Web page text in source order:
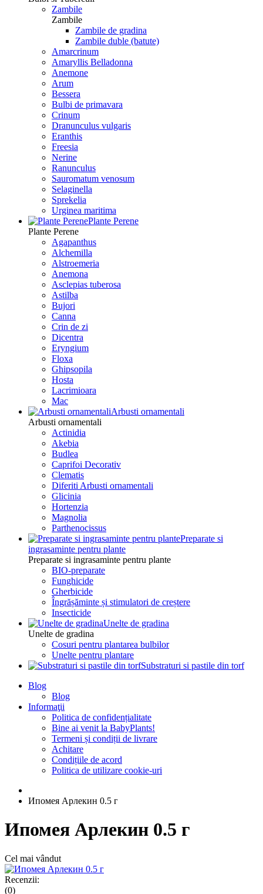
Zambile
Zambile
Zambile de gradina
Zambile duble (batute)
Amarcrinum
Amaryllis Belladonna
Anemone
Arum
Bessera
Bulbi de primavara
Crinum
Dranunculus vulgaris
Eranthis
Freesiа
Nerine
Ranunculus
Sauromatum venosum
Selaginella
Sprekelia
Urginea maritima
Plante Perene
Plante Perene
Agapanthus
Alchemilla
Alstroemeria
Anemona
Asclepias tuberosa
Astilba
Bujori
Canna
Crin de zi
Dicentra
Eryngium
Floxa
Ghipsopila
Hosta
Lacrimioara
Mac
Arbusti ornamentali
Arbusti ornamentali
Actinidia
Akebia
Budlea
Caprifoi Decorativ
Clematis
Diferiti Arbusti ornamentali
Glicinia
Hortenzia
Magnolia
Parthenocissus
Preparate si
ingrasaminte pentru plante
Preparate si ingrasaminte pentru plante
BIO-preparate
Funghicide
Gherbicide
Îngrășăminte și stimulatori de creștere
Insecticide
Unelte de gradina
Unelte de gradina
Cosuri pentru plantarea bulbilor
Unelte pentru plantare
Substraturi si pastile din torf
Blog
Blog
Informaţii
Politica de confidențialitate
Bine ai venit la BabyPlants!
Termeni și condiții de livrare
Achitare
Condițiile de acord
Politica de utilizare cookie-uri
Ипомея Арлекин 0.5 г
Ипомея Арлекин 0.5 г
Cel mai vândut
Recenzii:
(0)